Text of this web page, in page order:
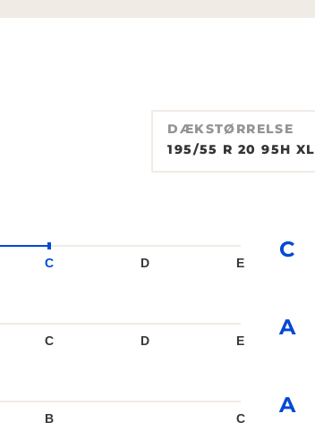
DÆKSTØRRELSE
195/55 R 20 95H XL
C D E
C
C D E
A
B C
A